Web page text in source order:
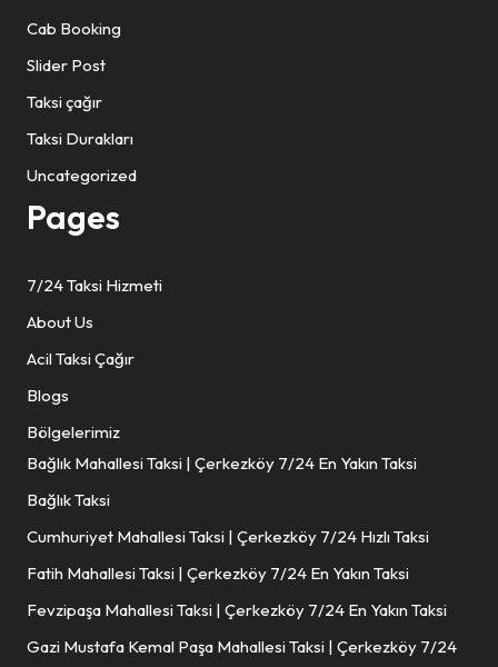
Cab Booking
Slider Post
Taksi çağır
Taksi Durakları
Uncategorized
Pages
7/24 Taksi Hizmeti
About Us
Acil Taksi Çağır
Blogs
Bölgelerimiz
Bağlık Mahallesi Taksi | Çerkezköy 7/24 En Yakın Taksi
Bağlık Taksi
Cumhuriyet Mahallesi Taksi | Çerkezköy 7/24 Hızlı Taksi
Fatih Mahallesi Taksi | Çerkezköy 7/24 En Yakın Taksi
Fevzipaşa Mahallesi Taksi | Çerkezköy 7/24 En Yakın Taksi
Gazi Mustafa Kemal Paşa Mahallesi Taksi | Çerkezköy 7/24